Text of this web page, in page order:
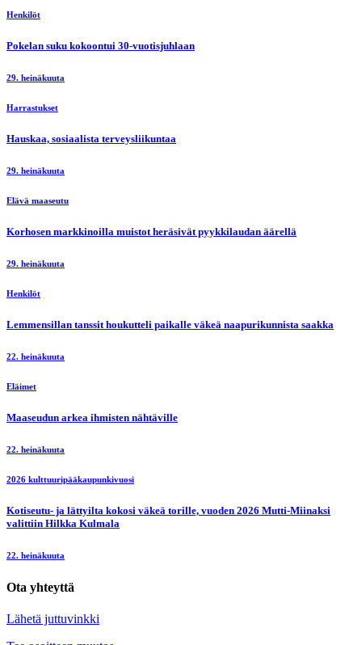
Henkilöt
Pokelan suku kokoontui 30-vuotisjuhlaan
29. heinäkuuta
Harrastukset
Hauskaa, sosiaalista terveysliikuntaa
29. heinäkuuta
Elävä maaseutu
Korhosen markkinoilla muistot heräsivät pyykkilaudan äärellä
29. heinäkuuta
Henkilöt
Lemmensillan tanssit houkutteli paikalle väkeä naapurikunnista saakka
22. heinäkuuta
Eläimet
Maaseudun arkea ihmisten nähtäville
22. heinäkuuta
2026 kulttuuripääkaupunkivuosi
Kotiseutu- ja lättyilta kokosi väkeä torille, vuoden 2026 Mutti-Miinaksi
valittiin Hilkka Kulmala
22. heinäkuuta
Ota yhteyttä
Lähetä juttuvinkki